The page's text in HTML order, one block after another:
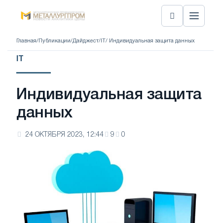
Главная/ Публикации/Дайджест/ / Индивидуальная защита данных
Индивидуальная защита
данных
24 ОКТЯБРЯ 2023, 12:44 9 0